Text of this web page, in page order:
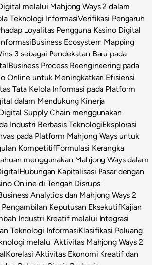
melalui Mahjong Ways 2 dalam
Teknologi InformasiVerifikasi Pengaruh
Loyalitas Pengguna Kasino Digital
Business Ecosystem Mapping
3 sebagai Pendekatan Baru pada
Business Process Reengineering pada
Online untuk Meningkatkan Efisiensi
Tata Kelola Informasi pada Platform
dalam Mendukung Kinerja
Supply Chain menggunakan
Industri Berbasis TeknologiEksplorasi
pada Platform Mahjong Ways untuk
KompetitifFormulasi Kerangka
menggunakan Mahjong Ways dalam
Hubungan Kapitalisasi Pasar dengan
Online di Tengah Disrupsi
Analytics dan Mahjong Ways 2
Keputusan EksekutifKajian
Industri Kreatif melalui Integrasi
Teknologi InformasiKlasifikasi Peluang
melalui Aktivitas Mahjong Ways 2
Korelasi Aktivitas Ekonomi Kreatif dan